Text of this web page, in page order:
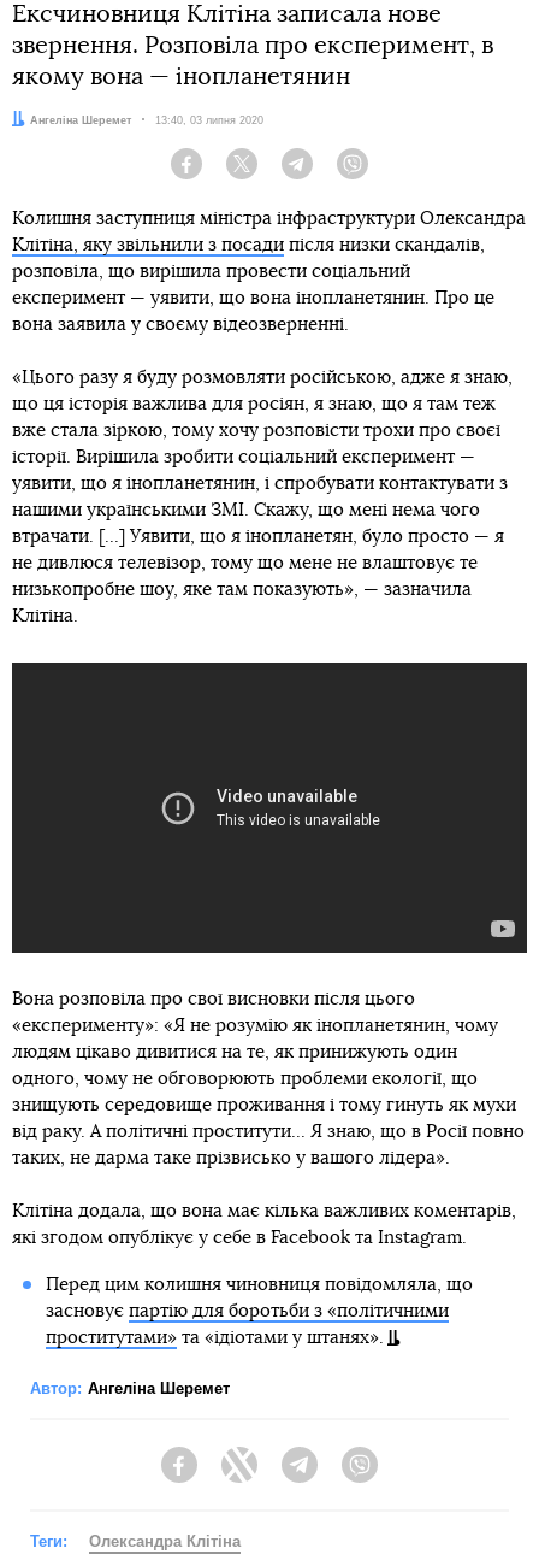
Ексчиновниця Клітіна записала нове
звернення. Розповіла про експеримент, в
якому вона — інопланетянин
Автор:
Ангеліна Шеремет Дата:
13:40, 03 липня 2020
Facebook Twitter Telegram
Колишня заступниця міністра інфраструктури Олександра
Клітіна, яку звільнили з посади після низки скандалів,
розповіла, що вирішила провести соціальний
експеримент — уявити, що вона інопланетянин. Про це
вона заявила у своєму відеозверненні.
«Цього разу я буду розмовляти російською, адже я знаю,
що ця історія важлива для росіян, я знаю, що я там теж
вже стала зіркою, тому хочу розповісти трохи про своєї
історії. Вирішила зробити соціальний експеримент —
уявити, що я інопланетянин, і спробувати контактувати з
нашими українськими ЗМІ. Скажу, що мені нема чого
втрачати. [...] Уявити, що я інопланетян, було просто — я
не дивлюся телевізор, тому що мене не влаштовує те
низькопробне шоу, яке там показують», — зазначила
Клітіна.
Вона розповіла про свої висновки після цього
«експерименту»: «Я не розумію як інопланетянин, чому
людям цікаво дивитися на те, як принижують один
одного, чому не обговорюють проблеми екології, що
знищують середовище проживання і тому гинуть як мухи
від раку. А політичні проститути... Я знаю, що в Росії повно
таких, не дарма таке прізвисько у вашого лідера».
Клітіна додала, що вона має кілька важливих коментарів,
які згодом опублікує у себе в Facebook та Instagram.
Перед цим колишня чиновниця повідомляла, що
засновує партію для боротьби з «політичними
проститутами»та «ідіотами у штанях».
Автор: Ангеліна Шеремет
FacebookTwitter Telegram
Теги: Олександра Клітіна